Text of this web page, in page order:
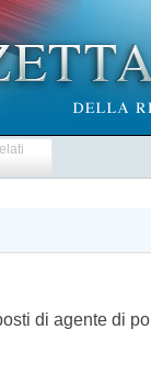
di agente di